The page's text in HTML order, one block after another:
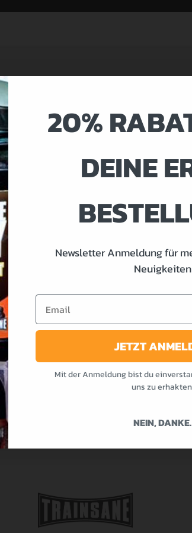
akzeptieren und diesen Inhalt zu aktivieren
20%
DEINE
Newsletter Anmeldung für
Neuigkeiten
Email
JETZT
Mit der Anmeldung bist du
uns zu
NEIN, DANKE.